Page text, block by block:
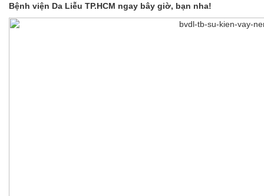
Bệnh viện Da Liễu TP.HCM ngay bây giờ, bạn nha!